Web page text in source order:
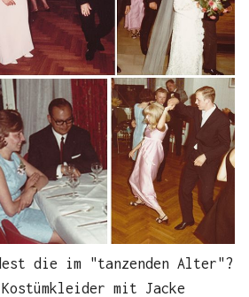
die im "tanzenden Alter"?
mit Jacke